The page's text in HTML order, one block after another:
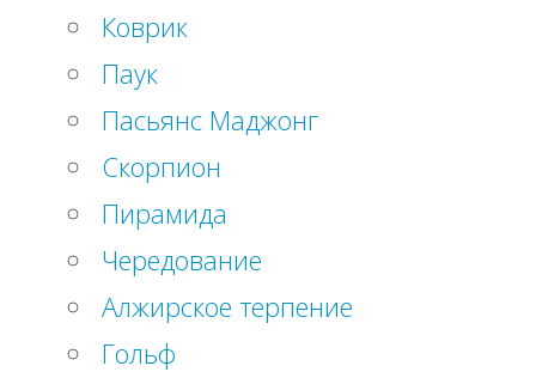
Коврик
Паук
Пасьянс Маджонг
Скорпион
Пирамида
Чередование
Алжирское терпение
Гольф